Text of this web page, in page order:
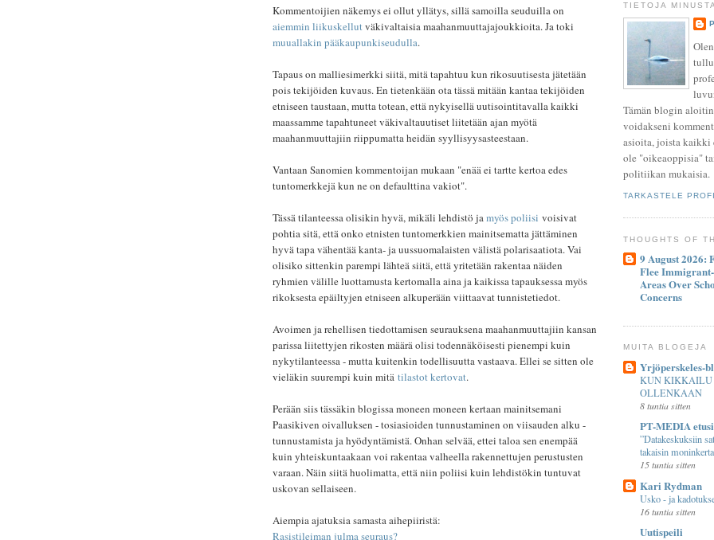
Kommentoijien näkemys ei ollut yllätys, sillä samoilla seuduilla on
aiemmin liikuskellutväkivaltaisia maahanmuuttajajoukkioita. Ja toki
muuallakin pääkaupunkiseudulla.
Tapaus on malliesimerkki siitä, mitä tapahtuu kun rikosuutisesta jätetään
pois tekijöiden kuvaus. En tietenkään ota tässä mitään kantaa tekijöiden
etniseen taustaan, mutta totean, että nykyisellä uutisointitavalla kaikki
maassamme tapahtuneet väkivaltauutiset liitetään ajan myötä
maahanmuuttajiin riippumatta heidän syyllisyysasteestaan.
Vantaan Sanomien kommentoijan mukaan "enää ei tartte kertoa edes
tuntomerkkejä kun ne on defaulttina vakiot".
Tässä tilanteessa olisikin hyvä, mikäli lehdistö jamyös poliisi voisivat
pohtia sitä, että onko etnisten tuntomerkkien mainitsematta jättäminen
hyvä tapa vähentää kanta- ja uussuomalaisten välistä polarisaatiota. Vai
olisiko sittenkin parempi lähteä siitä, että yritetään rakentaa näiden
ryhmien välille luottamusta kertomalla aina ja kaikissa tapauksessa myös
rikoksesta epäiltyjen etniseen alkuperään viittaavat tunnistetiedot.
Avoimen ja rehellisen tiedottamisen seurauksena maahanmuuttajiin kansan
parissa liitettyjen rikosten määrä olisi todennäköisesti pienempi kuin
nykytilanteessa - mutta kuitenkin todellisuutta vastaava. Ellei se sitten ole
vieläkin suurempi kuin mitä tilastot kertovat.
Perään siis tässäkin blogissa moneen moneen kertaan mainitsemani
Paasikiven oivalluksen - tosiasioiden tunnustaminen on viisauden alku -
tunnustamista ja hyödyntämistä. Onhan selvää, ettei taloa sen enempää
kuin yhteiskuntaakaan voi rakentaa valheella rakennettujen perustusten
varaan. Näin siitä huolimatta, että niin poliisi kuin lehdistökin tuntuvat
uskovan sellaiseen.
Aiempia ajatuksia samasta aihepiiristä:
Rasistileiman julma seuraus?
TIETOJA MINUSTA
Tämän blogin
voidakseni
asioita, joista kaikki
ole "oikeaoppisia"
politiikan mukaisia.
TARKASTELE
THOUGHTS OF
9 August 2026:
Flee
Areas Over
Concerns
MUITA BLOGEJA
Yrjöperskeles-
KUN
OLLENKAAN
8 tuntia sitten
PT-MEDIA
”Datakeskuksiin
takaisin
15 tuntia sitten
Kari Rydman
Usko - ja
16 tuntia sitten
Uutispeili